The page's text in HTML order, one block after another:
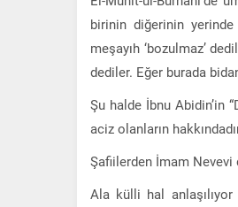
birinin diğerinin
meşayıh ‘bozulmaz’
dediler. Eğer burada
Şu halde İbnu Abidin’in
aciz olanların
Şafiilerden İmam Nevevi
Ala külli hal